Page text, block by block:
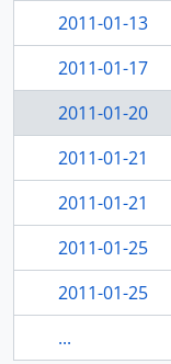
2011-01-13
2011-01-17
2011-01-20
2011-01-21
2011-01-21
2011-01-25
2011-01-25
...